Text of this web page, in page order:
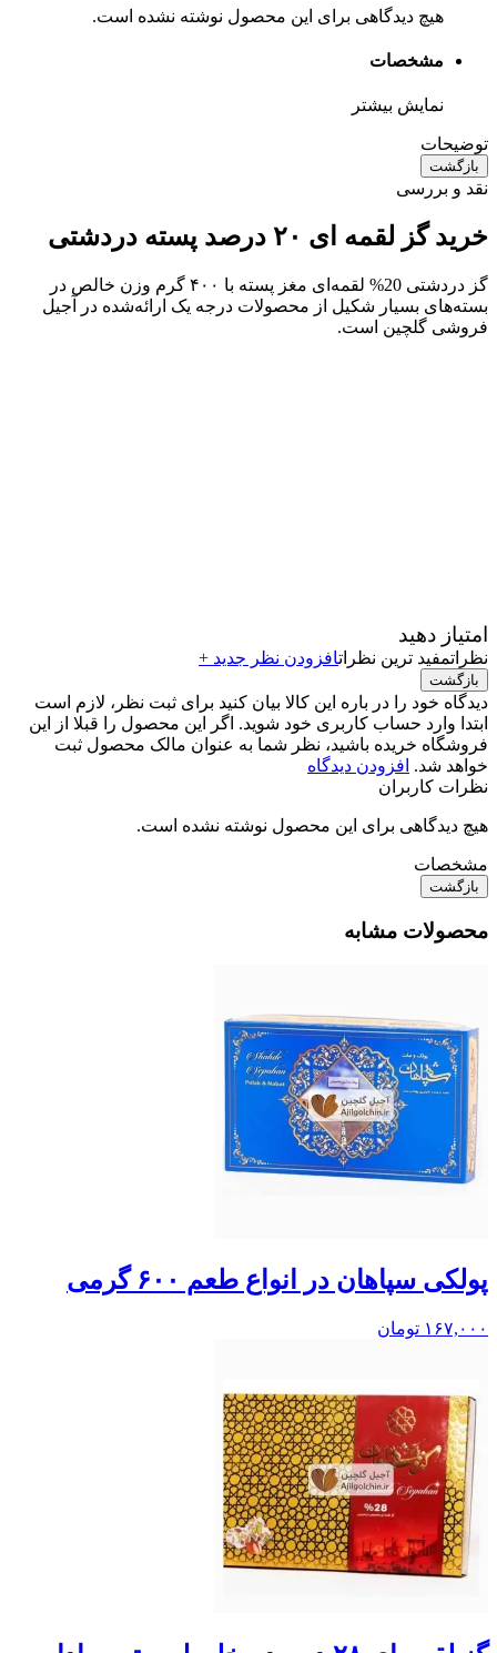
هیچ دیدگاهی برای این محصول نوشته نشده است.
مشخصات
نمایش بیشتر
توضیحات
بازگشت
نقد و بررسی
خرید گز لقمه ای ۲۰ درصد پسته دردشتی
گز دردشتی 20% لقمه‌ای مغز پسته با ۴۰۰ گرم وزن خالص در
بسته‌های بسیار شکیل از محصولات درجه‌ یک ارائه‌شده در آجیل
فروشی گلچین است.
امتیاز دهید
نظراتمفید ترین نظراتافزودن نظر جدید +
بازگشت
دیدگاه خود را در باره این کالا بیان کنید برای ثبت نظر، لازم است
ابتدا وارد حساب کاربری خود شوید. اگر این محصول را قبلا از این
فروشگاه خریده باشید، نظر شما به عنوان مالک محصول ثبت
خواهد شد. افزودن دیدگاه
نظرات کاربران
هیچ دیدگاهی برای این محصول نوشته نشده است.
مشخصات
بازگشت
محصولات مشابه
پولکی سپاهان در انواع طعم ۶۰۰ گرمی
۱۶۷,۰۰۰ تومان